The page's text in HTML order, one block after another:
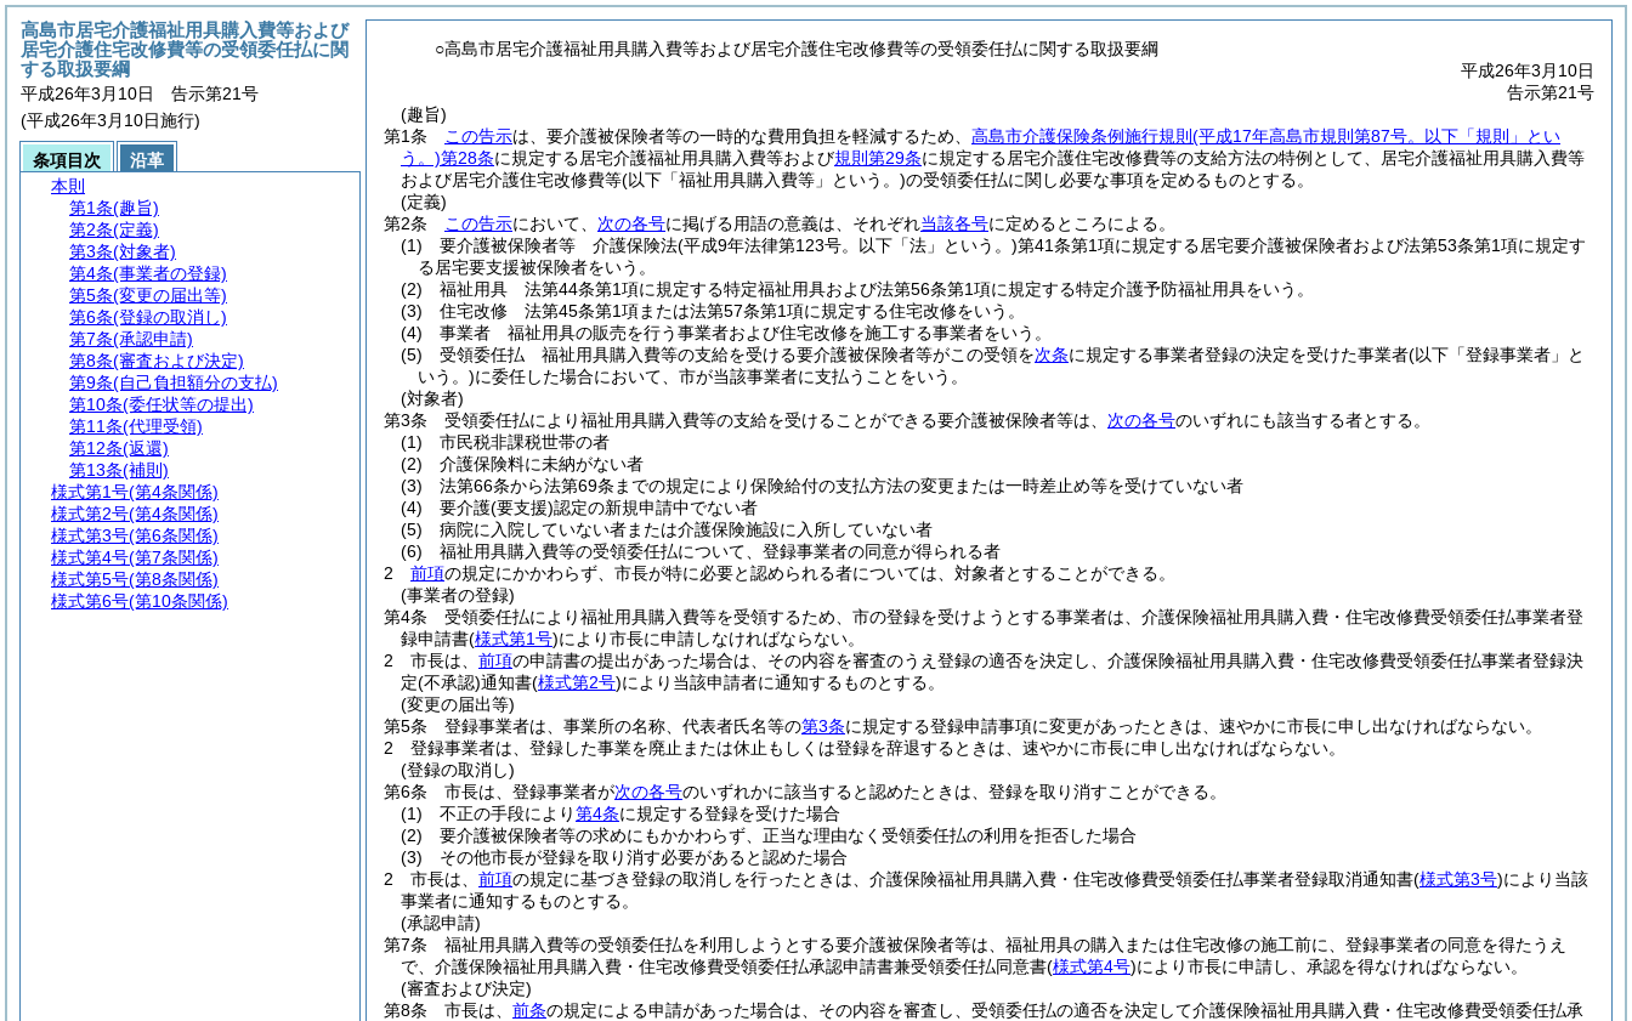
○高島市居宅介護福祉用具購入費等および居宅介護住宅改修費等の受領委任払に関する取扱要綱
平成26年3月10日
告示第21号
(趣旨)
第1条
この告示は、要介護被保険者等の一時的な費用負担を軽減するため、 高島市介護保険条例施行規則 (平成17年高島市規則第87号。以下「規則」とい
う。)第28条に規定する居宅介護福祉用具購入費等および規則第29条に規定する居宅介護住宅改修費等の支給方法の特例として、居宅介護福祉用具購入費等
および居宅介護住宅改修費等(以下「福祉用具購入費等」という。)の受領委任払に関し必要な事項を定めるものとする。
(定義)
第2条
この告示において、 次の各号に掲げる用語の意義は、それぞれ当該各号に定めるところによる。
(1)
要介護被保険者等 介護保険法(平成9年法律第123号。以下「法」という。)第41条第1項に規定する居宅要介護被保険者および法第53条第1項に規定す
る居宅要支援被保険者をいう。
(2)
福祉用具 法第44条第1項に規定する特定福祉用具および法第56条第1項に規定する特定介護予防福祉用具をいう。
(3)
住宅改修 法第45条第1項または法第57条第1項に規定する住宅改修をいう。
(4)
事業者 福祉用具の販売を行う事業者および住宅改修を施工する事業者をいう。
(5)
受領委任払 福祉用具購入費等の支給を受ける要介護被保険者等がこの受領を次条に規定する事業者登録の決定を受けた事業者(以下「登録事業者」と
いう。)に委任した場合において、市が当該事業者に支払うことをいう。
(対象者)
第3条
受領委任払により福祉用具購入費等の支給を受けることができる要介護被保険者等は、 次の各号のいずれにも該当する者とする。
(1)
市民税非課税世帯の者
(2)
介護保険料に未納がない者
(3)
法第66条から法第69条までの規定により保険給付の支払方法の変更または一時差止め等を受けていない者
(4)
要介護(要支援)認定の新規申請中でない者
(5)
病院に入院していない者または介護保険施設に入所していない者
(6)
福祉用具購入費等の受領委任払について、登録事業者の同意が得られる者
2
前項の規定にかかわらず、市長が特に必要と認められる者については、対象者とすることができる。
(事業者の登録)
第4条
受領委任払により福祉用具購入費等を受領するため、市の登録を受けようとする事業者は、介護保険福祉用具購入費・住宅改修費受領委任払事業者登
録申請書(様式第1号)により市長に申請しなければならない。
2
市長は、 前項の申請書の提出があった場合は、その内容を審査のうえ登録の適否を決定し、介護保険福祉用具購入費・住宅改修費受領委任払事業者登録決
定(不承認)通知書(様式第2号)により当該申請者に通知するものとする。
(変更の届出等)
第5条
登録事業者は、事業所の名称、代表者氏名等の第3条に規定する登録申請事項に変更があったときは、速やかに市長に申し出なければならない。
2
登録事業者は、登録した事業を廃止または休止もしくは登録を辞退するときは、速やかに市長に申し出なければならない。
(登録の取消し)
第6条
市長は、登録事業者が次の各号のいずれかに該当すると認めたときは、登録を取り消すことができる。
(1)
不正の手段により第4条に規定する登録を受けた場合
(2)
要介護被保険者等の求めにもかかわらず、正当な理由なく受領委任払の利用を拒否した場合
(3)
その他市長が登録を取り消す必要があると認めた場合
2
市長は、 前項の規定に基づき登録の取消しを行ったときは、介護保険福祉用具購入費・住宅改修費受領委任払事業者登録取消通知書(様式第3号)により当該
事業者に通知するものとする。
(承認申請)
第7条
福祉用具購入費等の受領委任払を利用しようとする要介護被保険者等は、福祉用具の購入または住宅改修の施工前に、登録事業者の同意を得たうえ
で、介護保険福祉用具購入費・住宅改修費受領委任払承認申請書兼受領委任払同意書(様式第4号)により市長に申請し、承認を得なければならない。
(審査および決定)
第8条
市長は、 前条の規定による申請があった場合は、その内容を審査し、受領委任払の適否を決定して介護保険福祉用具購入費・住宅改修費受領委任払承
高島市居宅介護福祉用具購入費等および
居宅介護住宅改修費等の受領委任払に関
する取扱要綱
平成26年3月10日 告示第21号
(平成26年3月10日施行)
条項目次
沿革
本則
第1条(趣旨)
第2条(定義)
第3条(対象者)
第4条(事業者の登録)
第5条(変更の届出等)
第6条(登録の取消し)
第7条(承認申請)
第8条(審査および決定)
第9条(自己負担額分の支払)
第10条(委任状等の提出)
第11条(代理受領)
第12条(返還)
第13条(補則)
様式第1号(第4条関係)
様式第2号(第4条関係)
様式第3号(第6条関係)
様式第4号(第7条関係)
様式第5号(第8条関係)
様式第6号(第10条関係)